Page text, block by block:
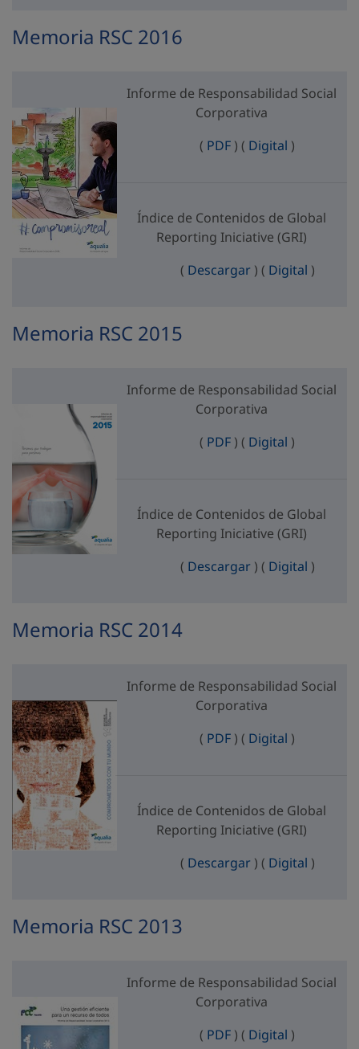
Memoria RSC 2016
Informe de Responsabilidad Social
Corporativa
( PDFInforme de
) ( Digital Informe
)
Índice de Contenidos de Global
Reporting Iniciative (GRI)
( DescargarÍndice de
) ( DigitalÍndice
)
Memoria RSC 2015
Informe de Responsabilidad Social
Corporativa
( PDFInforme de
) ( Digital Informe
)
Índice de Contenidos de Global
Reporting Iniciative (GRI)
( DescargarÍndice de
) ( DigitalÍndice
)
Memoria RSC 2014
Informe de Responsabilidad Social
Corporativa
( PDFInforme de
) ( Digital Informe
)
Índice de Contenidos de Global
Reporting Iniciative (GRI)
( DescargarÍndice de
) ( DigitalÍndice
)
Memoria RSC 2013
Informe de Responsabilidad Social
Corporativa
( PDFInforme de
) ( Digital Informe
)